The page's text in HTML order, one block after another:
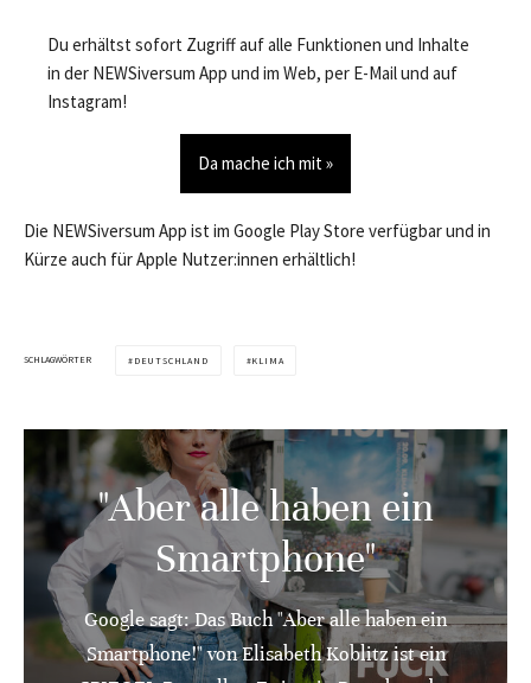
Du erhältst sofort Zugriff auf alle Funktionen und Inhalte
in der NEWSiversum App und im Web, per E-Mail und auf
Instagram!
Da mache ich mit »
Die NEWSiversum App ist im Google Play Store verfügbar und in
Kürze auch für Apple Nutzer:innen erhältlich!
SCHLAGWÖRTER DEUTSCHLAND KLIMA
"Aber alle haben ein
Smartphone"
Google sagt: Das Buch "Aber alle haben ein
Smartphone!" von Elisabeth Koblitz ist ein